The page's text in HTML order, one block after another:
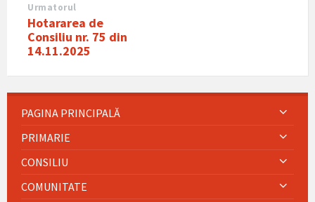
Urmatorul
Hotararea de
Consiliu nr. 75 din
14.11.2025
PAGINA PRINCIPALĂ
PRIMARIE
CONSILIU
COMUNITATE